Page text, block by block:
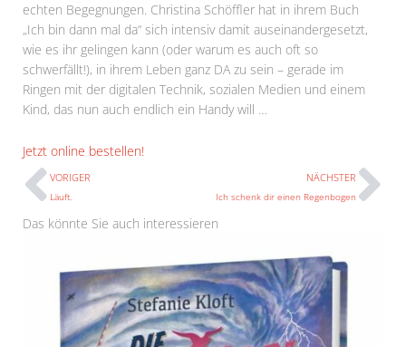
echten Begegnungen. Christina Schöffler hat in ihrem Buch
„Ich bin dann mal da“ sich intensiv damit auseinandergesetzt,
wie es ihr gelingen kann (oder warum es auch oft so
schwerfällt!), in ihrem Leben ganz DA zu sein – gerade im
Ringen mit der digitalen Technik, sozialen Medien und einem
Kind, das nun auch endlich ein Handy will …
Jetzt online bestellen!
Prev
VORIGER
Läuft.
NÄCHSTER
Ich schenk dir einen Regenbogen
Das könnte Sie auch interessieren